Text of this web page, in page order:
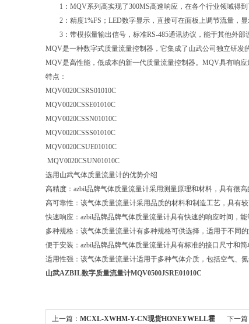
1：MQV系列高实现了300MS高速响应，在各个行业领域得到
2：精度1%FS；LED数字显示，直接可在面板上调节流量，显
3：带模拟量输出信号，标准RS-485通讯协议，能于其他外部
MQV是一种数字式质量流量控制器，它集成了山武公司独立研发
MQV是高性能，低成本的新一代质量流量控制器。MQV具有响
特点：
MQV0020CSRS01010C
MQV0020CSSE01010C
MQV0020CSSN01010C
MQV0020CSSS01010C
MQV0020CSUE01010C
MQV0020CSUN01010C
选用山武气体质量流量计的优势介绍
高精度：azbil品牌气体质量流量计采用测量原理和材料，具有很
高可靠性：该气体质量流量计采用品质的材料和制造工艺，具有
快速响应：azbil品牌品牌气体质量流量计具有快速的响应时间，
多种规格：该气体质量流量计有多种规格可供选择，适用于不同
便于安装：azbil品牌品牌气体质量流量计具有标准的接口尺寸和简
适用性强：该气体质量流量计适用于多种气体介质，包括空气、
山武AZBIL数字质量流量计MQV0500JSRE01010C
上一篇： MCXL-XWHM-Y-CN现货HONEYWELL霍 下一篇